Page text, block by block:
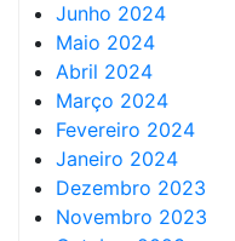
Junho 2024
Maio 2024
Abril 2024
Março 2024
Fevereiro 2024
Janeiro 2024
Dezembro 2023
Novembro 2023